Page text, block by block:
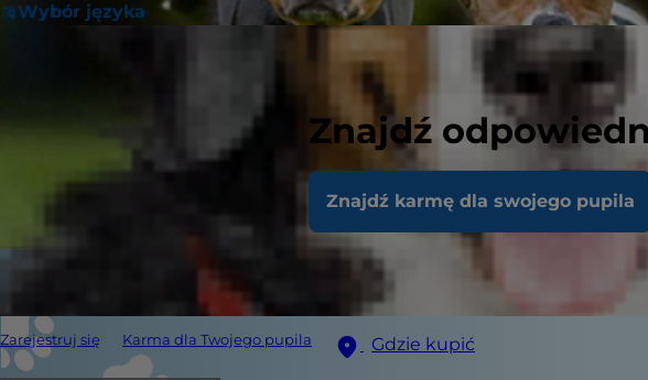
Wybór języka
Znajdź
Znajdź karmę dla swojego pupila
Zarejestruj się Karma dla Twojego pupila Gdzie kupić